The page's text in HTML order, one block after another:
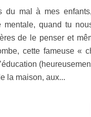
mal à mes
quand tu
de le penser et
cette fameuse «
la maison, aux...